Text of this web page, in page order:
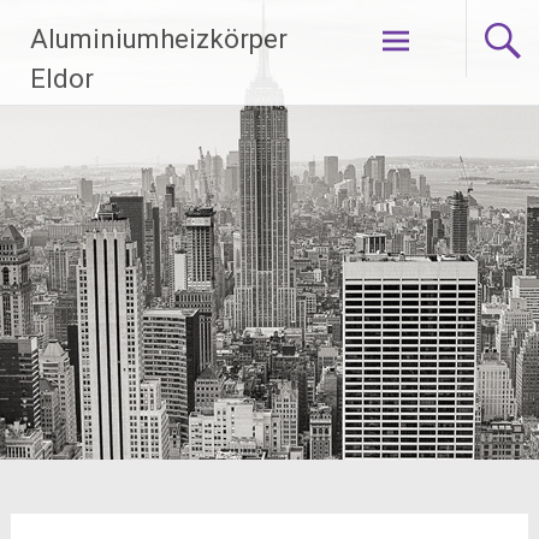
Inhalt
springen
Aluminiumheizkörper
Eldor